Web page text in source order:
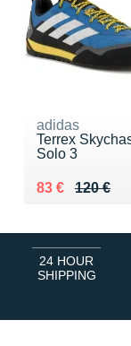
adidas
Terrex
Solo 3
120 €
Au lieu de 120
83 €
Vendu 83 €
24 HOUR
SHIPPING